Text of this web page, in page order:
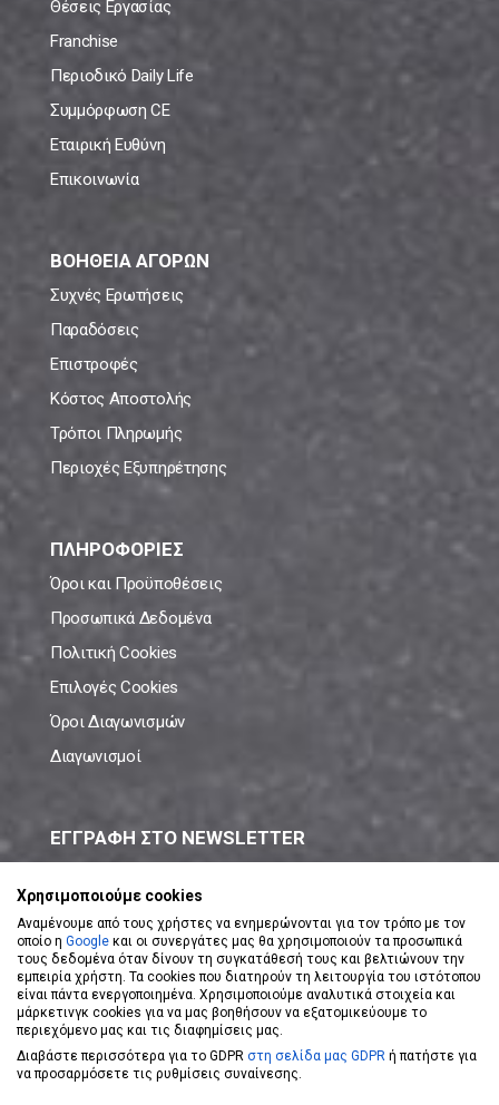
Θέσεις Εργασίας
Franchise
Περιοδικό Daily Life
Συμμόρφωση CE
Εταιρική Ευθύνη
Επικοινωνία
ΒΟΗΘΕΙΑ ΑΓΟΡΩΝ
Συχνές Ερωτήσεις
Παραδόσεις
Επιστροφές
Κόστος Αποστολής
Τρόποι Πληρωμής
Περιοχές Εξυπηρέτησης
ΠΛΗΡΟΦΟΡΙΕΣ
Όροι και Προϋποθέσεις
Προσωπικά Δεδομένα
Πολιτική Cookies
Επιλογές Cookies
Όροι Διαγωνισμών
Διαγωνισμοί
ΕΓΓΡΑΦΗ ΣΤΟ NEWSLETTER
ΕΓΓΡΑΦΗ ΣΤΟ NEWSLETTER
Αποδέχομαι τουςΌρους Χρήσης
Χρησιμοποιούμε cookies
Αναμένουμε από τους χρήστες να ενημερώνονται για τον τρόπο με τον
οποίο η Google και οι συνεργάτες μας θα χρησιμοποιούν τα προσωπικά
τους δεδομένα όταν δίνουν τη συγκατάθεσή τους και βελτιώνουν την
εμπειρία χρήστη. Τα cookies που διατηρούν τη λειτουργία του ιστότοπου
είναι πάντα ενεργοποιημένα. Χρησιμοποιούμε αναλυτικά στοιχεία και
μάρκετινγκ cookies για να μας βοηθήσουν να εξατομικεύουμε το
περιεχόμενο μας και τις διαφημίσεις μας.
Διαβάστε περισσότερα για το GDPR στη σελίδα μας GDPR ή πατήστε για
να προσαρμόσετε τις ρυθμίσεις συναίνεσης.